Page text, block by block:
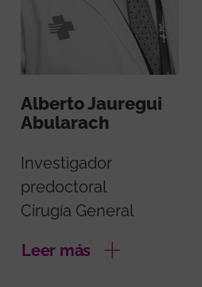
Alberto Jauregui
Abularach
Investigador
predoctoral
Cirugía General
Leer más